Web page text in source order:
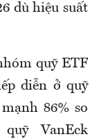
dù hiệu suất
quỹ ETF
diễn ở quỹ
86% so
VanEck